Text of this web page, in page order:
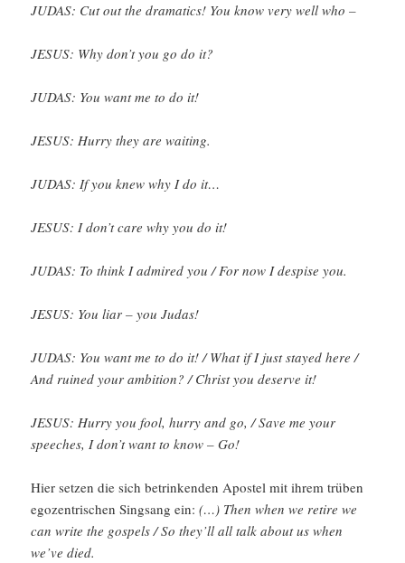
JUDAS: Cut out the drama­tics! You know very well who –
JESUS: Why don’t you go do it?
JUDAS: You want me to do it!
JESUS: Hurry they are waiting.
JUDAS: If you knew why I do it…
JESUS: I don’t care why you do it!
JUDAS: To think I admired you /​ For now I despise you.
JESUS: You liar – you Judas!
JUDAS: You want me to do it! /​ What if I just stayed here /​
And ruined your ambition? /​ Christ you deserve it!
JESUS: Hurry you fool, hurry and go, /​ Save me your
speeches, I don’t want to know ­– Go!
Hier setzen die sich betrin­kenden Apostel mit ihrem trüben
egozen­tri­schen Singsang ein:(…) Then when we retire we
can write the gospels /​ So they’ll all talk about us when
we’ve died.